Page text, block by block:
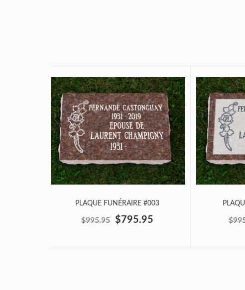
PLAQUE FUNÉRAIRE #003
$995.95 $795.95